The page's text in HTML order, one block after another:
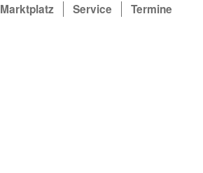
Marktplatz Service Termine